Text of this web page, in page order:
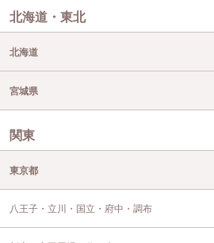
北海道・東北
北海道
宮城県
関東
東京都
八王子・立川・国立・府中・調布